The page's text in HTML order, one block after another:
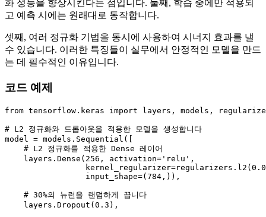
화 성능을 향상시킨다는 점입니다. 둘째, 학습 중에만 적용되
고 예측 시에는 원래대로 동작합니다.
셋째, 여러 정규화 기법을 동시에 사용하여 시너지 효과를 낼
수 있습니다. 이러한 특징들이 실무에서 안정적인 모델을 만드
는 데 필수적인 이유입니다.
코드 예제
from tensorflow.keras import layers, models,
# L2 정규화와 드롭아웃을 적용한 모델을 생성합니다
model = models.Sequential([
# L2 정규화를 적용한 Dense 레이어
    layers.Dense(
256 , activation= 'relu' ,
                 kernel_regularizer=regularizers.l2(
                 input_shape=(
784 ,)),
# 30%의 뉴런을 랜덤하게 끕니다
    layers.Dropout(
0.3 ),